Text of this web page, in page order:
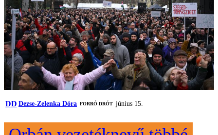
DD Dezse-Zelenka Dóra FORRÓ DRÓT június 15.